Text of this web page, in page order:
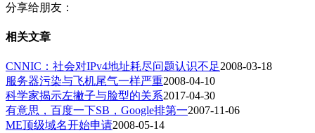
分享给朋友：
相关文章
CNNIC：社会对IPv4地址耗尽问题认识不足2008-03-18
服务器污染与飞机尾气一样严重2008-04-10
科学家揭示左撇子与脸型的关系2017-04-30
有意思，百度一下SB，Google排第一2007-11-06
ME顶级域名开始申请2008-05-14